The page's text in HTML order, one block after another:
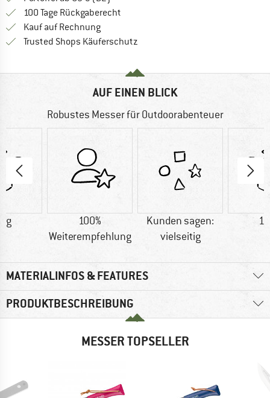
100 Tage Rückgaberecht
Kauf auf RechnungFinde die Zahlungs-Infos hier! Öffnet
Trusted Shops Käuferschutz
AUF EINEN BLICK
Robustes Messer für Outdoorabenteuer
g
100%
Weiterempfehlung
Kunden sagen:
vielseitig
MATERIALINFOS & FEATURES
PRODUKTBESCHREIBUNG
MESSER TOPSELLER